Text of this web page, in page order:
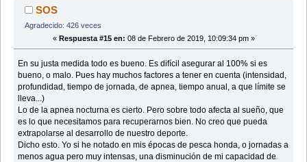
SOS
Agradecido: 426 veces
« Respuesta #15 en: 08 de Febrero de 2019, 10:09:34 pm »
En su justa medida todo es bueno. Es difícil asegurar al 100% si es
bueno, o malo. Pues hay muchos factores a tener en cuenta (intensidad,
profundidad, tiempo de jornada, de apnea, tiempo anual, a que límite se
lleva...)
Lo de la apnea nocturna es cierto. Pero sobre todo afecta al sueño, que
es lo que necesitamos para recuperarnos bien. No creo que pueda
extrapolarse al desarrollo de nuestro deporte.
Dicho esto. Yo si he notado en mis épocas de pesca honda, o jornadas a
menos agua pero muy intensas, una disminución de mi capacidad de